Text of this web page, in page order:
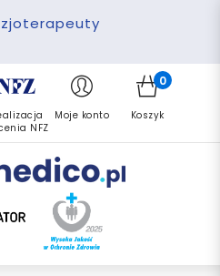
dostawa
PFRON
NFZ
ponownie
NFZ
Moje konto
0
Koszyk